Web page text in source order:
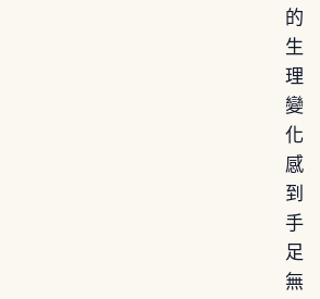
的
生
理
變
化
感
到
手
足
無